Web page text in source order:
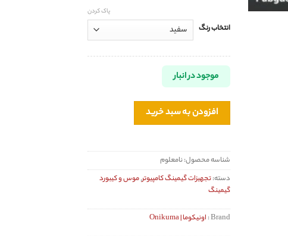
انتخاب رنگ
پاک کردن
موجود در انبار
افزودن به سبد خرید
شناسه محصول:نامعلوم
دسته:تجهیزات گیمینگ کامپیوتر,موس و کیبورد
گیمینگ
Brand : اونیکوما | Onikuma